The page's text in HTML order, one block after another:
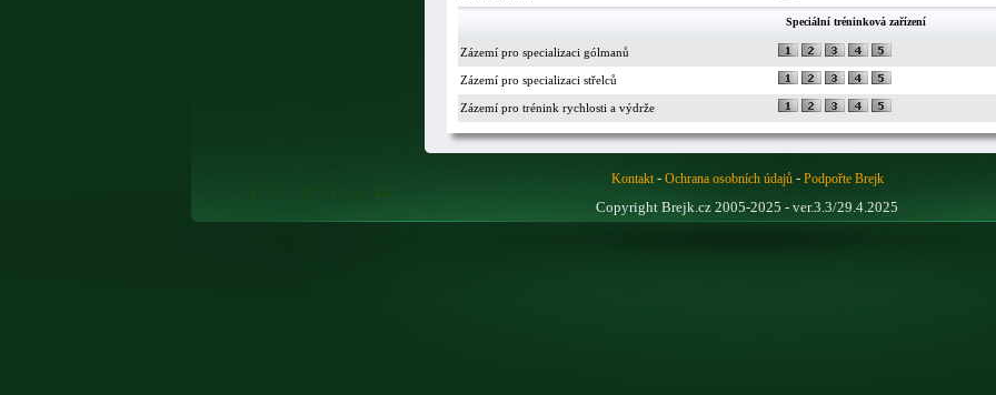
Speciální tréninková zařízení
Zázemí pro specializaci gólmanů
Zázemí pro specializaci střelců
Zázemí pro trénink rychlosti a výdrže
Kontakt- Ochrana osobních údajů- Podpořte Brejk
Copyright Brejk.cz 2005-2025 - ver.3.3/29.4.2025